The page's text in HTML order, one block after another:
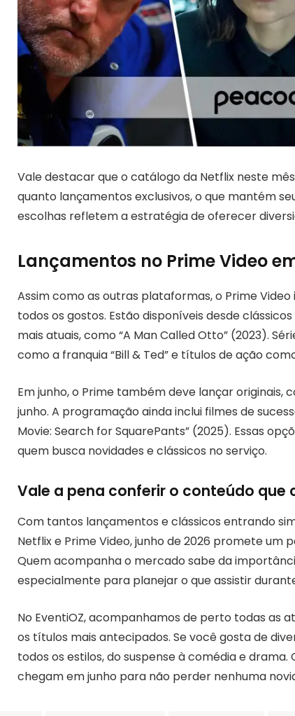
Vale destacar que o catálogo da Netflix neste
quanto lançamentos exclusivos, o que mantém
escolhas refletem a estratégia de oferecer
Lançamentos no Prime Video
Assim como as outras plataformas, o Prime
todos os gostos. Estão disponíveis desde
mais atuais, como “A Man Called Otto” (2023).
como a franquia “Bill & Ted” e títulos de ação
Em junho, o Prime também deve lançar originais,
junho. A programação ainda inclui filmes de
Movie: Search for SquarePants” (2025). Essas
quem busca novidades e clássicos no serviço.
Vale a pena conferir o conteúdo que
Com tantos lançamentos e clássicos entrando
Netflix e Prime Video, junho de 2026 promete um
Quem acompanha o mercado sabe da
especialmente para planejar o que assistir
No EventiOZ, acompanhamos de perto todas as
os títulos mais antecipados. Se você gosta de
todos os estilos, do suspense à comédia e
chegam em junho para não perder nenhuma